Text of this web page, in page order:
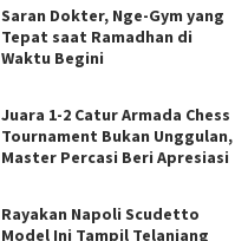
Saran Dokter, Nge-Gym yang
Tepat saat Ramadhan di
Waktu Begini
Juara 1-2 Catur Armada Chess
Tournament Bukan Unggulan,
Master Percasi Beri Apresiasi
Rayakan Napoli Scudetto
Model Ini Tampil Telanjang